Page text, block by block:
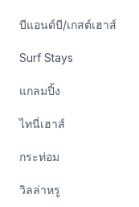
บีแอนด์บี/เกสต์เฮาส์
Surf Stays
แกลมปิ้ง
ไทนี่เฮาส์
กระท่อม
วิลล่าหรู